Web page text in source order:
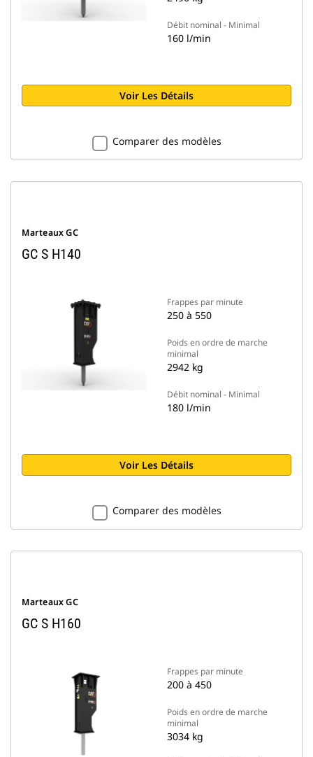
Débit nominal - Minimal
160 l/min
Voir Les Détails
Comparer des modèles
Marteaux GC
GC S H140
Frappes par minute
250 à 550
Poids en ordre de marche
minimal
2942 kg
Débit nominal - Minimal
180 l/min
Voir Les Détails
Comparer des modèles
Marteaux GC
GC S H160
Frappes par minute
200 à 450
Poids en ordre de marche
minimal
3034 kg